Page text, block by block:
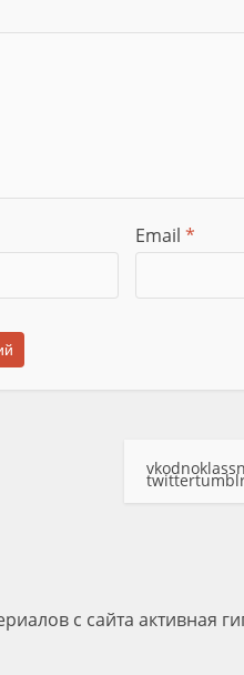
Email *
vk
twitter
с сайта активная